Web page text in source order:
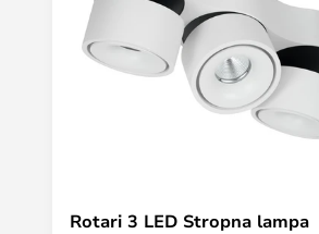
Rotari 3 LED Stropna lampa